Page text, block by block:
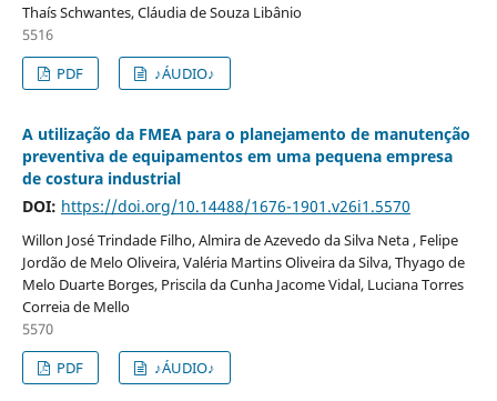
Thaís Schwantes, Cláudia de Souza Libânio
5516
PDF
♪ÁUDIO♪
A utilização da FMEA para o planejamento de manutenção
preventiva de equipamentos em uma pequena empresa
de costura industrial
DOI: https://doi.org/10.14488/1676-1901.v26i1.5570
Willon José Trindade Filho, Almira de Azevedo da Silva Neta , Felipe
Jordão de Melo Oliveira, Valéria Martins Oliveira da Silva, Thyago de
Melo Duarte Borges, Priscila da Cunha Jacome Vidal, Luciana Torres
Correia de Mello
5570
PDF
♪ÁUDIO♪